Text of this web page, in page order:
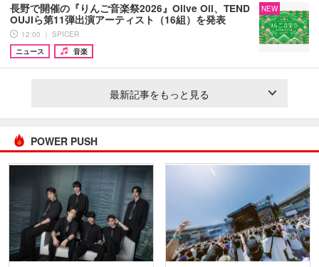
長野で開催の『りんご音楽祭2026』Olive Oil、TEND
OUJIら第11弾出演アーティスト（16組）を発表
12:00 ｜ SPICER
ニュース
音楽
NEW
最新記事をもっと見る
POWER PUSH